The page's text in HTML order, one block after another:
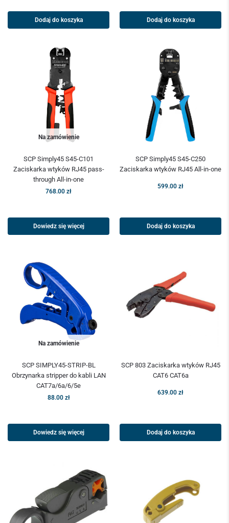
Dodaj do koszyka Dodaj do koszyka
Na zamówienie
SCP Simply45 S45-C101
Zaciskarka wtyków RJ45 pass-
through All-in-one
768.00 zł
Dowiedz się więcej
SCP Simply45 S45-C250
Zaciskarka wtyków RJ45 All-in-one
599.00 zł
Dodaj do koszyka
Na zamówienie
SCP SIMPLY45-STRIP-BL
Obrzynarka stripper do kabli LAN
CAT7a/6a/6/5e
88.00 zł
Dowiedz się więcej
SCP 803 Zaciskarka wtyków RJ45
CAT6 CAT6a
639.00 zł
Dodaj do koszyka